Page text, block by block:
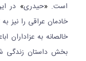
است.«حیدری» در
خادمان عراقی را نیز
خالصانه به
بخش داستان زندگی